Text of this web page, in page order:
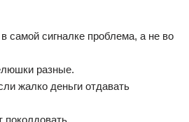
самой сигналке проблема, а не во
разные.
жалко деньги отдавать
поколдовать.